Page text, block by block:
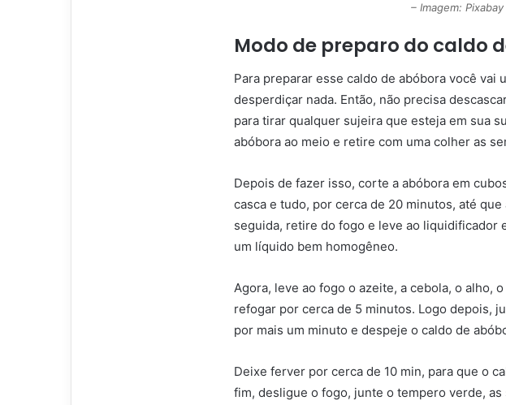
– Imagem: Pixabay
Modo de preparo do caldo
Para preparar esse caldo de abóbora você vai
desperdiçar nada. Então, não precisa
para tirar qualquer sujeira que esteja em sua
abóbora ao meio e retire com uma colher as
Depois de fazer isso, corte a abóbora em
casca e tudo, por cerca de 20 minutos, até que
seguida, retire do fogo e leve ao liquidificador
um líquido bem homogêneo.
Agora, leve ao fogo o azeite, a cebola, o alho,
refogar por cerca de 5 minutos. Logo depois,
por mais um minuto e despeje o caldo de
Deixe ferver por cerca de 10 min, para que o
fim, desligue o fogo, junte o tempero verde,